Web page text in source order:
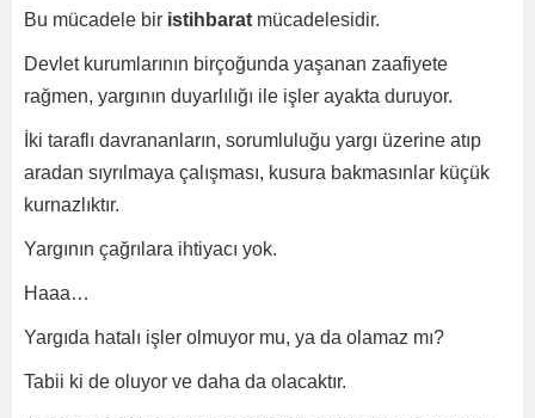
Bu mücadele bir istihbarat mücadelesidir.
Devlet kurumlarının birçoğunda yaşanan zaafiyete
rağmen, yargının duyarlılığı ile işler ayakta duruyor.
İki taraflı davrananların, sorumluluğu yargı üzerine atıp
aradan sıyrılmaya çalışması, kusura bakmasınlar küçük
kurnazlıktır.
Yargının çağrılara ihtiyacı yok.
Haaa…
Yargıda hatalı işler olmuyor mu, ya da olamaz mı?
Tabii ki de oluyor ve daha da olacaktır.